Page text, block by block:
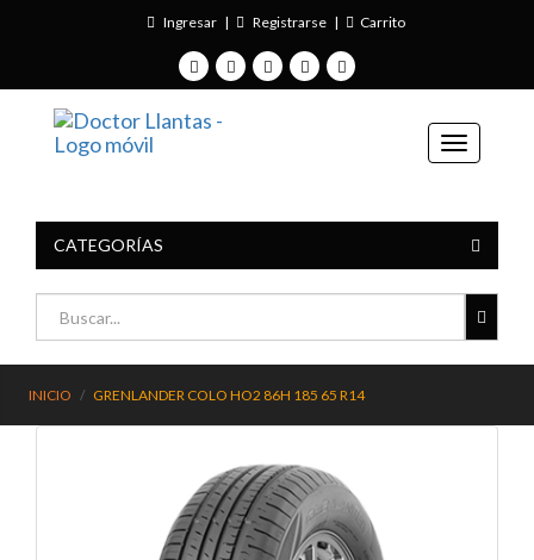
Ingresar | Registrarse | Carrito
CATEGORÍAS
INICIO GRENLANDER COLO HO2 86H 185 65 R14